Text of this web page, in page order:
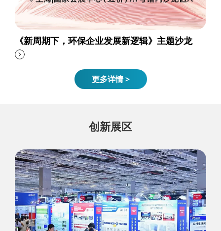
《新周期下，环保企业发展新逻辑》主题沙龙
更多详情 >
创新展区